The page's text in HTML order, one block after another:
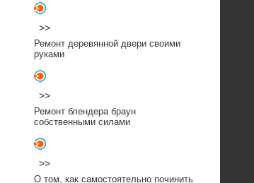
>>
Ремонт деревянной двери своими
руками
>>
Ремонт блендера браун
собственными силами
>>
О том, как самостоятельно починить